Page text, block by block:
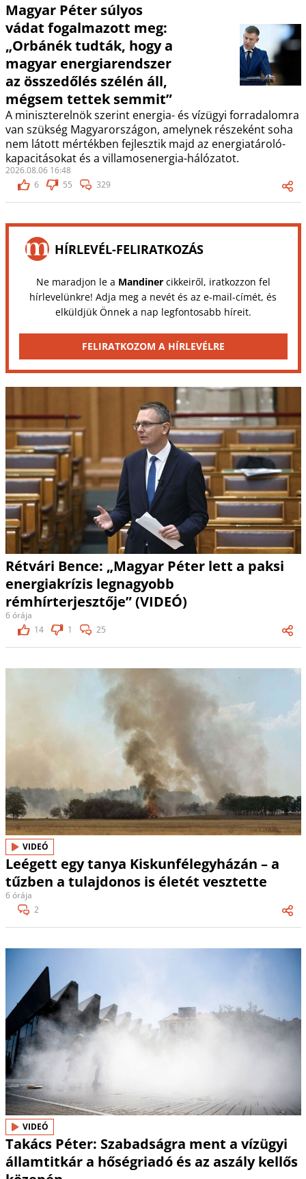
Magyar Péter súlyos
vádat fogalmazott meg:
„Orbánék tudták, hogy a
magyar energiarendszer
az összedőlés szélén áll,
mégsem tettek semmit”
A miniszterelnök szerint energia- és vízügyi forradalomra
van szükség Magyarországon, amelynek részeként soha
nem látott mértékben fejlesztik majd az energiatároló-
kapacitásokat és a villamosenergia-hálózatot.
2026.08.06 16:48
6
55 329
HÍRLEVÉL-FELIRATKOZÁS
Ne maradjon le a Mandinercikkeiről, iratkozzon fel
hírlevelünkre! Adja meg a nevét és az e-mail-címét, és
elküldjük Önnek a nap legfontosabb híreit.
FELIRATKOZOM A HÍRLEVÉLRE
Rétvári Bence: „Magyar Péter lett a paksi
energiakrízis legnagyobb
rémhírterjesztője” (VIDEÓ)
6 órája
14
1 25
VIDEÓ
Leégett egy tanya Kiskunfélegyházán – a
tűzben a tulajdonos is életét vesztette
6 órája
2
VIDEÓ
Takács Péter: Szabadságra ment a vízügyi
államtitkár a hőségriadó és az aszály kellős